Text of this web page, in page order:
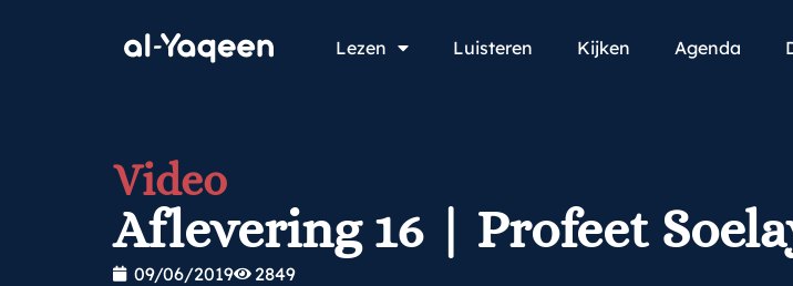
Lezen Luisteren Kijken Agenda
Video
Aflevering 16 | Profeet
09/06/2019 2849